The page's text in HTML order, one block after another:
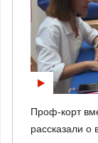
Проф-корт
рассказали о